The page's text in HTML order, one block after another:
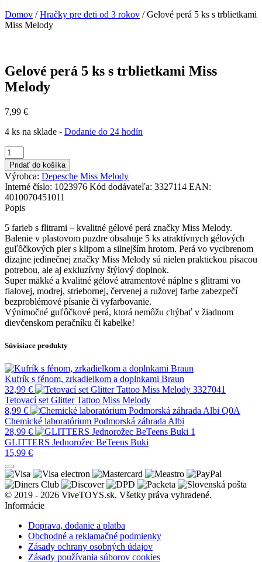
Domov /Hračky pre deti od 3 rokov / Gelové perá 5 ks s trblietkami
Miss Melody
Gelové perá 5 ks s trblietkami Miss
Melody
7,99 €
4 ks na sklade - Dodanie do 24 hodín
množstvo
Gelové
perá
5
ks
s
trblietkami
Miss
Melody
Pridať do košíka
Výrobca: Depesche Miss Melody
Interné číslo: 1023976 Kód dodávateľa: 3327114 EAN:
4010070451011
Popis
5 farieb s flitrami – kvalitné gélové perá značky Miss Melody.
Balenie v plastovom puzdre obsahuje 5 ks atraktívnych gélových
guľôčkových pier s klipom a silnejším hrotom. Perá vo vycibrenom
dizajne jedinečnej značky Miss Melody sú nielen praktickou písacou
potrebou, ale aj exkluzívny štýlový doplnok.
Super mäkké a kvalitné gélové atramentové náplne s glitrami vo
fialovej, modrej, striebornej, červenej a ružovej farbe zabezpečí
bezproblémové písanie či vyfarbovanie.
Výnimočné guľôčkové perá, ktorá nemôžu chýbať v žiadnom
dievčenskom peračníku či kabelke!
Súvisiace produkty
Kufrík s fénom, zrkadielkom a doplnkami Braun
32,99 €
Tetovací set Glitter Tattoo Miss Melody
8,99 €
Chemické laboratórium Podmorská záhrada Albi
28,99 €
GLITTERS Jednorožec BeTeens Buki
15,99 €
© 2019 - 2026 ViveTOYS.sk. Všetky práva vyhradené.
Informácie
Doprava, dodanie a platba
Obchodné a reklamačné podmienky
Zásady ochrany osobných údajov
Zásady používania súborov cookies